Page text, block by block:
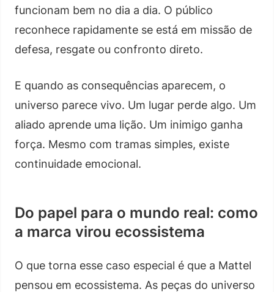
funcionam bem no dia a dia. O público
reconhece rapidamente se está em missão de
defesa, resgate ou confronto direto.
E quando as consequências aparecem, o
universo parece vivo. Um lugar perde algo. Um
aliado aprende uma lição. Um inimigo ganha
força. Mesmo com tramas simples, existe
continuidade emocional.
Do papel para o mundo real: como
a marca virou ecossistema
O que torna esse caso especial é que a Mattel
pensou em ecossistema. As peças do universo